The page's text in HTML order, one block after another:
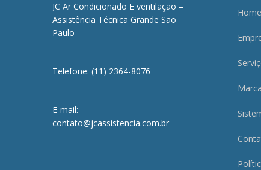
JC Ar Condicionado E ventilação –
Assistência Técnica Grande São
Paulo
Telefone: (11) 2364-8076
E-mail:
contato@jcassistencia.com.br
Home